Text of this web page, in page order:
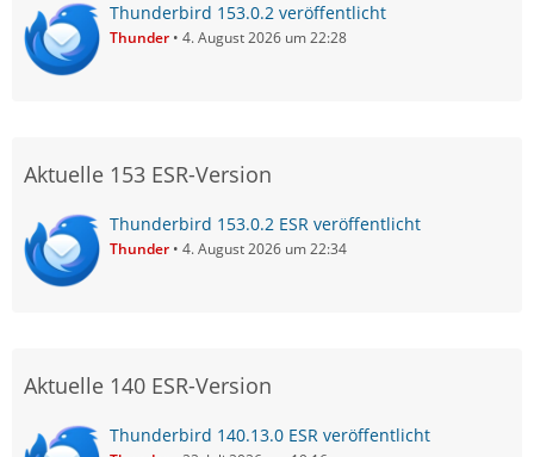
Thunderbird 153.0.2 veröffentlicht
Thunder 4. August 2026 um 22:28
Aktuelle 153 ESR-Version
Thunderbird 153.0.2 ESR veröffentlicht
Thunder 4. August 2026 um 22:34
Aktuelle 140 ESR-Version
Thunderbird 140.13.0 ESR veröffentlicht